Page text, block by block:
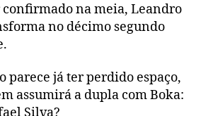
confirmado na meia, Leandro
no décimo segundo
parece já ter perdido espaço,
assumirá a dupla com Boka: